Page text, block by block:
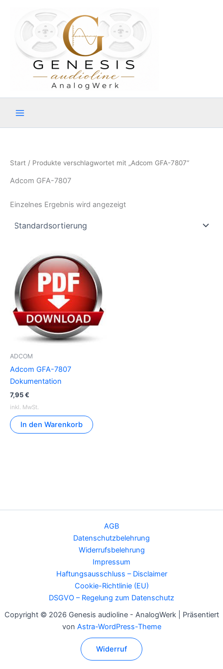
springen
Start / Produkte verschlagwortet mit „Adcom GFA-7807“
Adcom GFA-7807
Einzelnes Ergebnis wird angezeigt
ADCOM
Adcom GFA-7807
Dokumentation
7,95€
inkl. MwSt.
In den Warenkorb
AGB
Datenschutzbelehrung
Widerrufsbelehrung
Impressum
Haftungsausschluss – Disclaimer
Cookie-Richtlinie (EU)
DSGVO – Regelung zum Datenschutz
Copyright © 2026 Genesis audioline - AnalogWerk | Präsentiert
von Astra-WordPress-Theme
Widerruf